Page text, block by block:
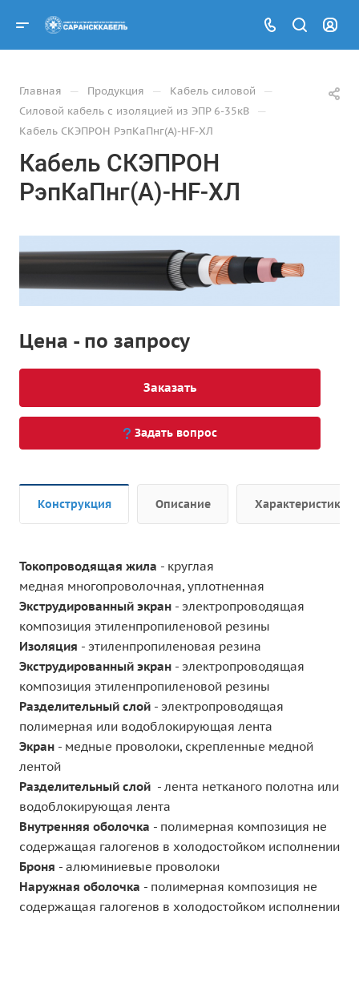
Главная — Продукция — Кабель силовой —
Силовой кабель с изоляцией из ЭПР 6-35кВ —
Кабель СКЭПРОН РэпКаПнг(А)-HF-ХЛ
Кабель СКЭПРОН
РэпКаПнг(А)-HF-ХЛ
Цена - по запросу
Заказать
Задать вопрос
Конструкция Описание Характеристики
Токопроводящая жила - круглая
медная многопроволочная, уплотненная
Экструдированный экран - электропроводящая
композиция этиленпропиленовой резины
Изоляция - этиленпропиленовая резина
Экструдированный экран - электропроводящая
композиция этиленпропиленовой резины
Разделительный слой - электропроводящая
полимерная или водоблокирующая лента
Экран - медные проволоки, скрепленные медной
лентой
Разделительный слой - лента нетканого полотна или
водоблокирующая лента
Внутренняя оболочка - полимерная композиция не
содержащая галогенов в холодостойком исполнении
Броня - алюминиевые проволоки
Наружная оболочка - полимерная композиция не
содержащая галогенов в холодостойком исполнении